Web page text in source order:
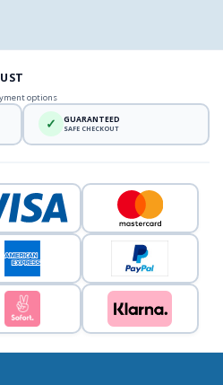
options
✓ GUARANTEED
SAFE CHECKOUT